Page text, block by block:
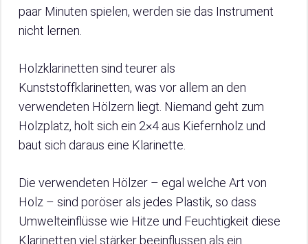
paar Minuten spielen, werden sie das Instrument
nicht lernen.
Holzklarinetten sind teurer als
Kunststoffklarinetten, was vor allem an den
verwendeten Hölzern liegt. Niemand geht zum
Holzplatz, holt sich ein 2×4 aus Kiefernholz und
baut sich daraus eine Klarinette.
Die verwendeten Hölzer – egal welche Art von
Holz – sind poröser als jedes Plastik, so dass
Umwelteinflüsse wie Hitze und Feuchtigkeit diese
Klarinetten viel stärker beeinflussen als ein